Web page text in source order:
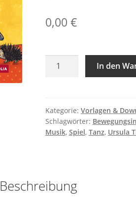
0,00 €
Das
zeig
es
dir
Menge
In den
Kategorie: Vorlagen &
Schlagwörter:
Musik, Spiel, Tanz, Ursula
Beschreibung